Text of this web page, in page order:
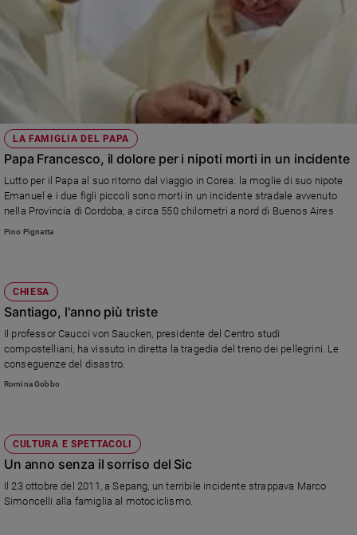
LA FAMIGLIA DEL PAPA
Papa Francesco, il dolore per i nipoti morti in un incidente
Lutto per il Papa al suo ritorno dal viaggio in Corea: la moglie di suo nipote
Emanuel e i due figli piccoli sono morti in un incidente stradale avvenuto
nella Provincia di Cordoba, a circa 550 chilometri a nord di Buenos Aires
Pino Pignatta
CHIESA
Santiago, l'anno più triste
Il professor Caucci von Saucken, presidente del Centro studi
compostelliani, ha vissuto in diretta la tragedia del treno dei pellegrini. Le
conseguenze del disastro.
Romina Gobbo
CULTURA E SPETTACOLI
Un anno senza il sorriso del Sic
Il 23 ottobre del 2011, a Sepang, un terribile incidente strappava Marco
Simoncelli alla famiglia al motociclismo.